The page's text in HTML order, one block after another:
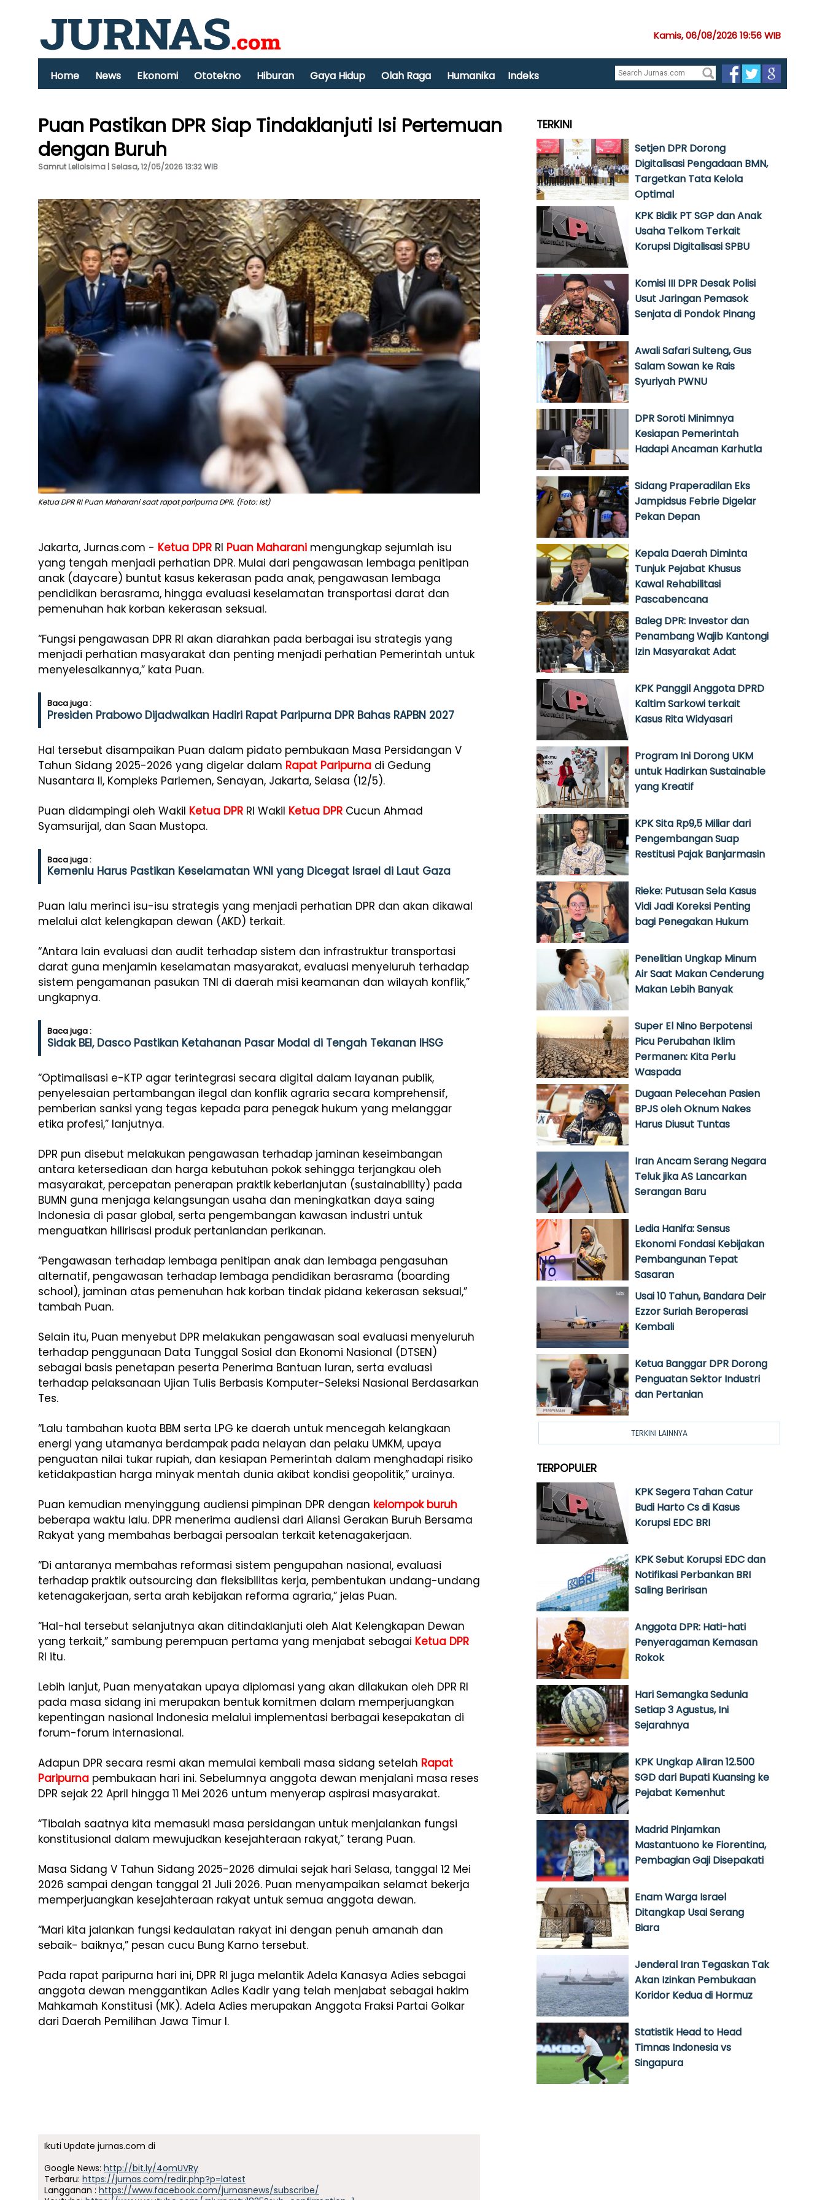
Kamis, 06/08/2026 19:56 WIB
Home News Ekonomi Ototekno Hiburan Gaya Hidup Olah Raga Humanika Indeks
Puan Pastikan DPR Siap Tindaklanjuti Isi Pertemuan
dengan Buruh
Samrut Lellolsima | Selasa, 12/05/2026 13:32 WIB
Ketua DPR RI Puan Maharani saat rapat paripurna DPR. (Foto: Ist)
Jakarta, Jurnas.com - Ketua DPR RI Puan Maharani mengungkap sejumlah isu
yang tengah menjadi perhatian DPR. Mulai dari pengawasan lembaga penitipan
anak (daycare) buntut kasus kekerasan pada anak, pengawasan lembaga
pendidikan berasrama, hingga evaluasi keselamatan transportasi darat dan
pemenuhan hak korban kekerasan seksual.
“Fungsi pengawasan DPR RI akan diarahkan pada berbagai isu strategis yang
menjadi perhatian masyarakat dan penting menjadi perhatian Pemerintah untuk
menyelesaikannya,” kata Puan.
Baca juga :
Presiden Prabowo Dijadwalkan Hadiri Rapat Paripurna DPR Bahas RAPBN 2027
Hal tersebut disampaikan Puan dalam pidato pembukaan Masa Persidangan V
Tahun Sidang 2025-2026 yang digelar dalam Rapat Paripurna di Gedung
Nusantara II, Kompleks Parlemen, Senayan, Jakarta, Selasa (12/5).
Puan didampingi oleh Wakil Ketua DPR RI Wakil Ketua DPR Cucun Ahmad
Syamsurijal, dan Saan Mustopa.
Baca juga :
Kemenlu Harus Pastikan Keselamatan WNI yang Dicegat Israel di Laut Gaza
Puan lalu merinci isu-isu strategis yang menjadi perhatian DPR dan akan dikawal
melalui alat kelengkapan dewan (AKD) terkait.
“Antara lain evaluasi dan audit terhadap sistem dan infrastruktur transportasi
darat guna menjamin keselamatan masyarakat, evaluasi menyeluruh terhadap
sistem pengamanan pasukan TNI di daerah misi keamanan dan wilayah konflik,”
ungkapnya.
Baca juga :
Sidak BEI, Dasco Pastikan Ketahanan Pasar Modal di Tengah Tekanan IHSG
“Optimalisasi e-KTP agar terintegrasi secara digital dalam layanan publik,
penyelesaian pertambangan ilegal dan konflik agraria secara komprehensif,
pemberian sanksi yang tegas kepada para penegak hukum yang melanggar
etika profesi,” lanjutnya.
DPR pun disebut melakukan pengawasan terhadap jaminan keseimbangan
antara ketersediaan dan harga kebutuhan pokok sehingga terjangkau oleh
masyarakat, percepatan penerapan praktik keberlanjutan (sustainability) pada
BUMN guna menjaga kelangsungan usaha dan meningkatkan daya saing
Indonesia di pasar global, serta pengembangan kawasan industri untuk
menguatkan hilirisasi produk pertaniandan perikanan.
“Pengawasan terhadap lembaga penitipan anak dan lembaga pengasuhan
alternatif, pengawasan terhadap lembaga pendidikan berasrama (boarding
school), jaminan atas pemenuhan hak korban tindak pidana kekerasan seksual,”
tambah Puan.
Selain itu, Puan menyebut DPR melakukan pengawasan soal evaluasi menyeluruh
terhadap penggunaan Data Tunggal Sosial dan Ekonomi Nasional (DTSEN)
sebagai basis penetapan peserta Penerima Bantuan Iuran, serta evaluasi
terhadap pelaksanaan Ujian Tulis Berbasis Komputer-Seleksi Nasional Berdasarkan
Tes.
“Lalu tambahan kuota BBM serta LPG ke daerah untuk mencegah kelangkaan
energi yang utamanya berdampak pada nelayan dan pelaku UMKM, upaya
penguatan nilai tukar rupiah, dan kesiapan Pemerintah dalam menghadapi risiko
ketidakpastian harga minyak mentah dunia akibat kondisi geopolitik,” urainya.
Puan kemudian menyinggung audiensi pimpinan DPR dengan kelompok buruh
beberapa waktu lalu. DPR menerima audiensi dari Aliansi Gerakan Buruh Bersama
Rakyat yang membahas berbagai persoalan terkait ketenagakerjaan.
“Di antaranya membahas reformasi sistem pengupahan nasional, evaluasi
terhadap praktik outsourcing dan fleksibilitas kerja, pembentukan undang-undang
ketenagakerjaan, serta arah kebijakan reforma agraria,” jelas Puan.
“Hal-hal tersebut selanjutnya akan ditindaklanjuti oleh Alat Kelengkapan Dewan
yang terkait,” sambung perempuan pertama yang menjabat sebagai Ketua DPR
RI itu.
Lebih lanjut, Puan menyatakan upaya diplomasi yang akan dilakukan oleh DPR RI
pada masa sidang ini merupakan bentuk komitmen dalam memperjuangkan
kepentingan nasional Indonesia melalui implementasi berbagai kesepakatan di
forum-forum internasional.
Adapun DPR secara resmi akan memulai kembali masa sidang setelah Rapat
Paripurna pembukaan hari ini. Sebelumnya anggota dewan menjalani masa reses
DPR sejak 22 April hingga 11 Mei 2026 untum menyerap aspirasi masyarakat.
“Tibalah saatnya kita memasuki masa persidangan untuk menjalankan fungsi
konstitusional dalam mewujudkan kesejahteraan rakyat,” terang Puan.
Masa Sidang V Tahun Sidang 2025-2026 dimulai sejak hari Selasa, tanggal 12 Mei
2026 sampai dengan tanggal 21 Juli 2026. Puan menyampaikan selamat bekerja
memperjuangkan kesejahteraan rakyat untuk semua anggota dewan.
“Mari kita jalankan fungsi kedaulatan rakyat ini dengan penuh amanah dan
sebaik- baiknya,” pesan cucu Bung Karno tersebut.
Pada rapat paripurna hari ini, DPR RI juga melantik Adela Kanasya Adies sebagai
anggota dewan menggantikan Adies Kadir yang telah menjabat sebagai hakim
Mahkamah Konstitusi (MK). Adela Adies merupakan Anggota Fraksi Partai Golkar
dari Daerah Pemilihan Jawa Timur I.
Ikuti Update jurnas.com di
Google News: http://bit.ly/4omUVRy
Terbaru: https://jurnas.com/redir.php?p=latest
Langganan : https://www.facebook.com/jurnasnews/subscribe/
TERKINI
Setjen DPR Dorong
Digitalisasi Pengadaan BMN,
Targetkan Tata Kelola
Optimal
KPK Bidik PT SGP dan Anak
Usaha Telkom Terkait
Korupsi Digitalisasi SPBU
Komisi III DPR Desak Polisi
Usut Jaringan Pemasok
Senjata di Pondok Pinang
Awali Safari Sulteng, Gus
Salam Sowan ke Rais
Syuriyah PWNU
DPR Soroti Minimnya
Kesiapan Pemerintah
Hadapi Ancaman Karhutla
Sidang Praperadilan Eks
Jampidsus Febrie Digelar
Pekan Depan
Kepala Daerah Diminta
Tunjuk Pejabat Khusus
Kawal Rehabilitasi
Pascabencana
Baleg DPR: Investor dan
Penambang Wajib Kantongi
Izin Masyarakat Adat
KPK Panggil Anggota DPRD
Kaltim Sarkowi terkait
Kasus Rita Widyasari
Program Ini Dorong UKM
untuk Hadirkan Sustainable
yang Kreatif
KPK Sita Rp9,5 Miliar dari
Pengembangan Suap
Restitusi Pajak Banjarmasin
Rieke: Putusan Sela Kasus
Vidi Jadi Koreksi Penting
bagi Penegakan Hukum
Penelitian Ungkap Minum
Air Saat Makan Cenderung
Makan Lebih Banyak
Super El Nino Berpotensi
Picu Perubahan Iklim
Permanen: Kita Perlu
Waspada
Dugaan Pelecehan Pasien
BPJS oleh Oknum Nakes
Harus Diusut Tuntas
Iran Ancam Serang Negara
Teluk jika AS Lancarkan
Serangan Baru
Ledia Hanifa: Sensus
Ekonomi Fondasi Kebijakan
Pembangunan Tepat
Sasaran
Usai 10 Tahun, Bandara Deir
Ezzor Suriah Beroperasi
Kembali
Ketua Banggar DPR Dorong
Penguatan Sektor Industri
dan Pertanian
TERKINI LAINNYA
TERPOPULER
KPK Segera Tahan Catur
Budi Harto Cs di Kasus
Korupsi EDC BRI
KPK Sebut Korupsi EDC dan
Notifikasi Perbankan BRI
Saling Beririsan
Anggota DPR: Hati-hati
Penyeragaman Kemasan
Rokok
Hari Semangka Sedunia
Setiap 3 Agustus, Ini
Sejarahnya
KPK Ungkap Aliran 12.500
SGD dari Bupati Kuansing ke
Pejabat Kemenhut
Madrid Pinjamkan
Mastantuono ke Fiorentina,
Pembagian Gaji Disepakati
Enam Warga Israel
Ditangkap Usai Serang
Biara
Jenderal Iran Tegaskan Tak
Akan Izinkan Pembukaan
Koridor Kedua di Hormuz
Statistik Head to Head
Timnas Indonesia vs
Singapura